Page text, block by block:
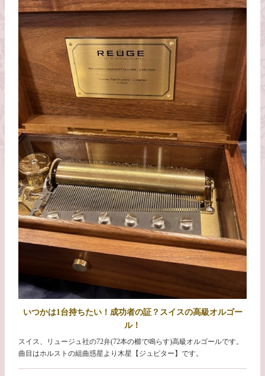
いつかは1台持ちたい！成功者の証？スイスの高級オルゴー
ル！
スイス、リュージュ社の72弁(72本の櫛で鳴らす)高級オルゴールです。
曲目はホルストの組曲惑星より木星【ジュピター】です。